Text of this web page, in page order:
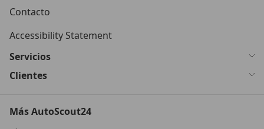
Contacto
Accessibility Statement
Servicios
Clientes
Más AutoScout24